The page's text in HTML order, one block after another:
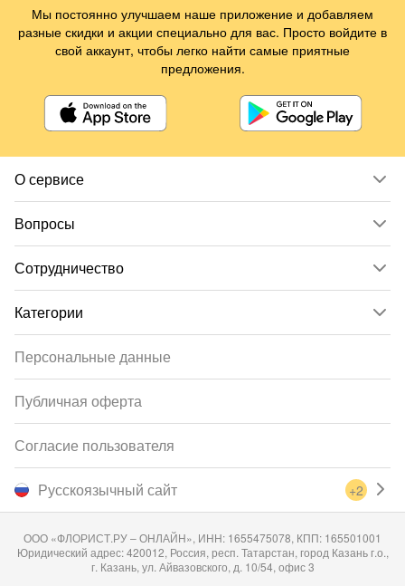
О сервисе
Вопросы
Сотрудничество
Категории
Русскоязычный сайт +2
Персональные данные
Публичная оферта
Согласие пользователя
ООО «ФЛОРИСТ.РУ – ОНЛАЙН», ИНН: 1655475078, КПП: 165501001
Юридический адрес: 420012, Россия, респ. Татарстан, город Казань г.о.,
г. Казань, ул. Айвазовского, д. 10/54, офис 3
Мы постоянно улучшаем наше приложение и добавляем
разные скидки и акции специально для вас. Просто войдите в
свой аккаунт, чтобы легко найти самые приятные
предложения.